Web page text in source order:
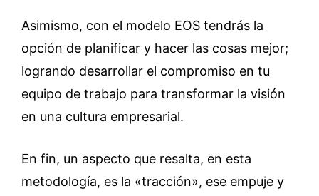
Asimismo, con el modelo EOS tendrás la
opción de planificar y hacer las cosas mejor;
logrando desarrollar el compromiso en tu
equipo de trabajo para transformar la visión
en una cultura empresarial.
En fin, un aspecto que resalta, en esta
metodología, es la «tracción», ese empuje y